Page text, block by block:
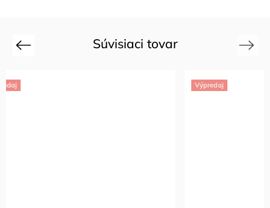
Súvisiaci tovar
Previous Next